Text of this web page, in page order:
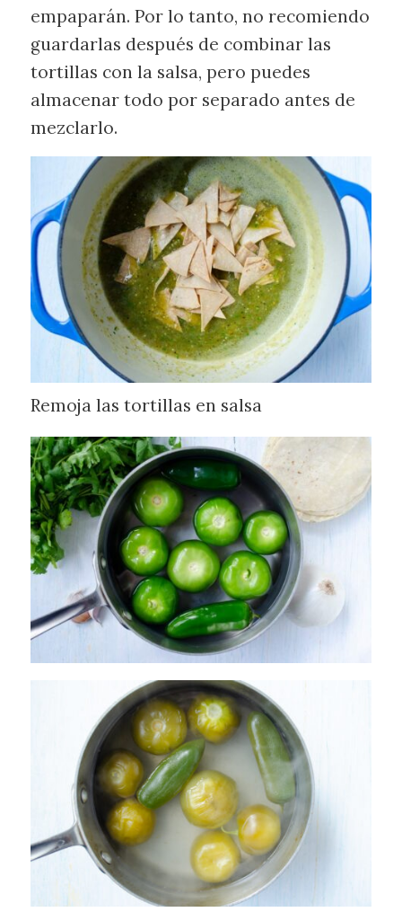
empaparán. Por lo tanto, no recomiendo
guardarlas después de combinar las
tortillas con la salsa, pero puedes
almacenar todo por separado antes de
mezclarlo.
Remoja las tortillas en salsa